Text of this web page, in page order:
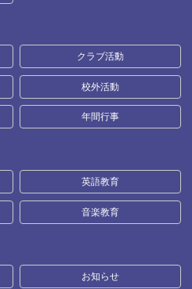
クラブ活動
校外活動
年間行事
英語教育
音楽教育
お知らせ